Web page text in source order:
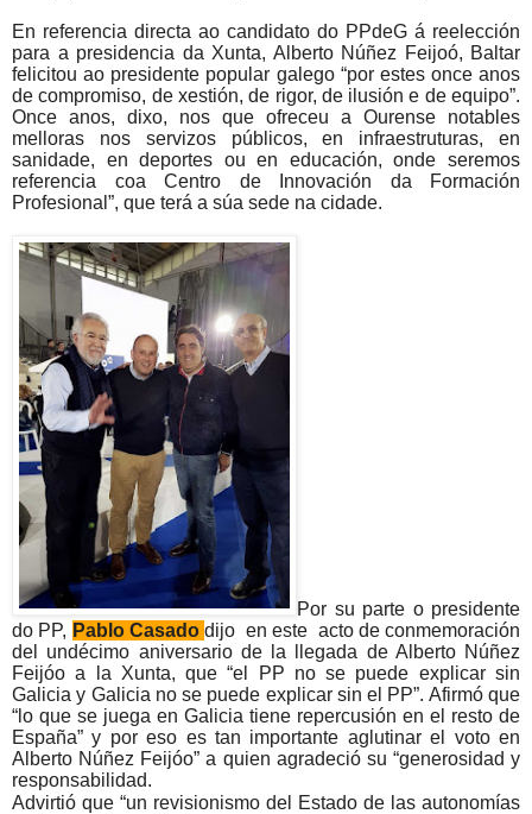
En referencia directa ao candidato do PPdeG á reelección
para a presidencia da Xunta, Alberto Núñez Feijoó, Baltar
felicitou ao presidente popular galego “por estes once anos
de compromiso, de xestión, de rigor, de ilusión e de equipo”.
Once anos, dixo, nos que ofreceu a Ourense notables
melloras nos servizos públicos, en infraestruturas, en
sanidade, en deportes ou en educación, onde seremos
referencia coa Centro de Innovación da Formación
Profesional”, que terá a súa sede na cidade.
Por su parte o presidente
do PP, Pablo Casado dijo en este acto de conmemoración
del undécimo aniversario de la llegada de Alberto Núñez
Feijóo a la Xunta, que “el PP no se puede explicar sin
Galicia y Galicia no se puede explicar sin el PP”. Afirmó que
“lo que se juega en Galicia tiene repercusión en el resto de
España” y por eso es tan importante aglutinar el voto en
Alberto Núñez Feijóo” a quien agradeció su “generosidad y
responsabilidad.
Advirtió que “un revisionismo del Estado de las autonomías